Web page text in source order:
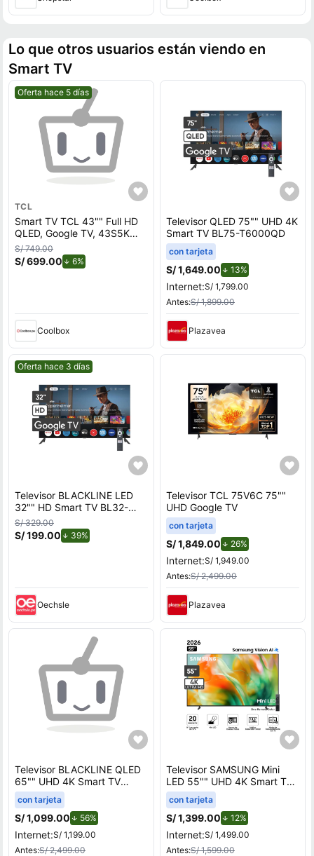
Lo que otros usuarios están viendo en
Smart TV
Mejor precio.
Oferta hace 5 días
TCL
Smart TV TCL 43"" Full HD
QLED, Google TV, 43S5K
2026
S/ 749.00
S/ 699.00 6%
Coolbox
Televisor QLED 75"" UHD 4K
Smart TV BL75-T6000QD
con tarjeta
S/ 1,649.00 13%de descuento.
Internet:S/ 1,799.00
Antes:S/ 1,899.00
Plazavea
Mejor precio.
Oferta hace 3 días
Televisor BLACKLINE LED
32"" HD Smart TV BL32-
T3000HD
S/ 329.00
S/ 199.00 39%
Oechsle
Televisor TCL 75V6C 75""
UHD Google TV
con tarjeta
S/ 1,849.00 26%de descuento.
Internet:S/ 1,949.00
Antes:S/ 2,499.00
Plazavea
Televisor BLACKLINE QLED
65"" UHD 4K Smart TV
BL65-T6210QD
con tarjeta
S/ 1,099.00 56%
Internet:S/ 1,199.00
Antes:S/ 2,499.00
Televisor SAMSUNG Mini
LED 55"" UHD 4K Smart TV
M80H Vision AI
con tarjeta
S/ 1,399.00 12%de descuento.
Internet:S/ 1,499.00
Antes:S/ 1,599.00